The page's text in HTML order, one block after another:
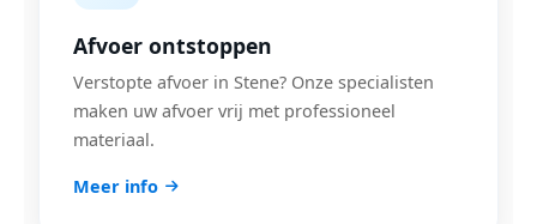
Afvoer ontstoppen
Verstopte afvoer in Stene? Onze specialisten
maken uw afvoer vrij met professioneel
materiaal.
Meer info